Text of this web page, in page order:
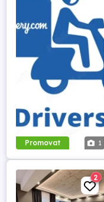
Promovat 1
2